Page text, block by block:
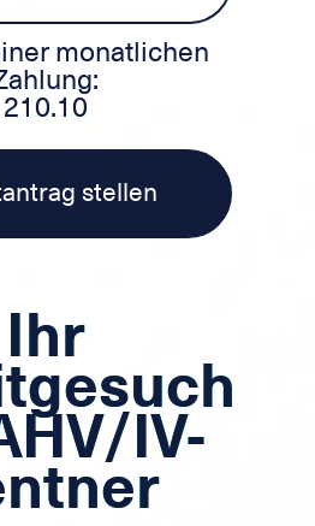
monatlichen
210.10
stellen
Ihr
IV-